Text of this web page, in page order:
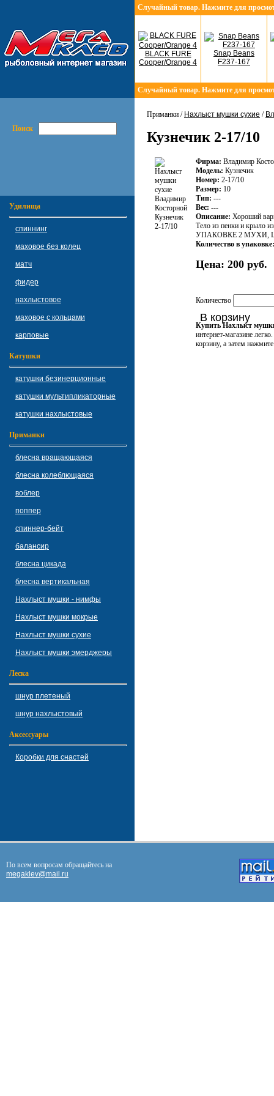
Случайный товар. Нажмите для
BLACK FURE
Cooper/Orange 4
Snap Beans
F237-167
Случайный товар. Нажмите для
Поиск
Удилища
спиннинг
маховое без колец
матч
фидер
нахлыстовое
маховое с кольцами
карповые
Катушки
катушки безинерционные
катушки мультипликаторные
катушки нахлыстовые
Приманки
блесна вращающаяся
блесна колеблющаяся
воблер
поппер
спиннер-бейт
балансир
блесна цикада
блесна вертикальная
Нахлыст мушки - нимфы
Нахлыст мушки мокрые
Нахлыст мушки сухие
Нахлыст мушки эмерджеры
Леска
шнур плетеный
шнур нахлыстовый
Аксессуары
Коробки для снастей
Приманки / Нахлыст мушки сухие /
Кузнечик 2-17/10
Фирма: Владимир
Модель: Кузнечик
Номер: 2-17/10
Размер: 10
Тип: ---
Вес: ---
Описание: Хороший
Тело из пенки и крыло
УПАКОВКЕ 2 МУХИ,
Количество в упаковке:
Цена: 200 руб.
Количество
В корзину
Купить Нахлыст
интернет-магазине
корзину, а затем
По всем вопросам обращайтесь на
megaklev@mail.ru